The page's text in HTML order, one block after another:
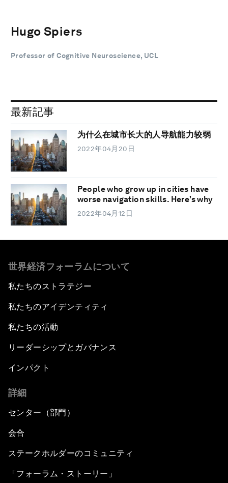
Hugo Spiers
Professor of Cognitive Neuroscience, UCL
最新記事
为什么在城市长大的人导航能力较弱
2022年04月20日
People who grow up in cities have
worse navigation skills. Here’s why
2022年04月12日
世界経済フォーラムについて
私たちのストラテジー
私たちのアイデンティティ
私たちの活動
リーダーシップとガバナンス
インパクト
詳細
センター（部門）
会合
ステークホルダーのコミュニティ
「フォーラム・ストーリー」